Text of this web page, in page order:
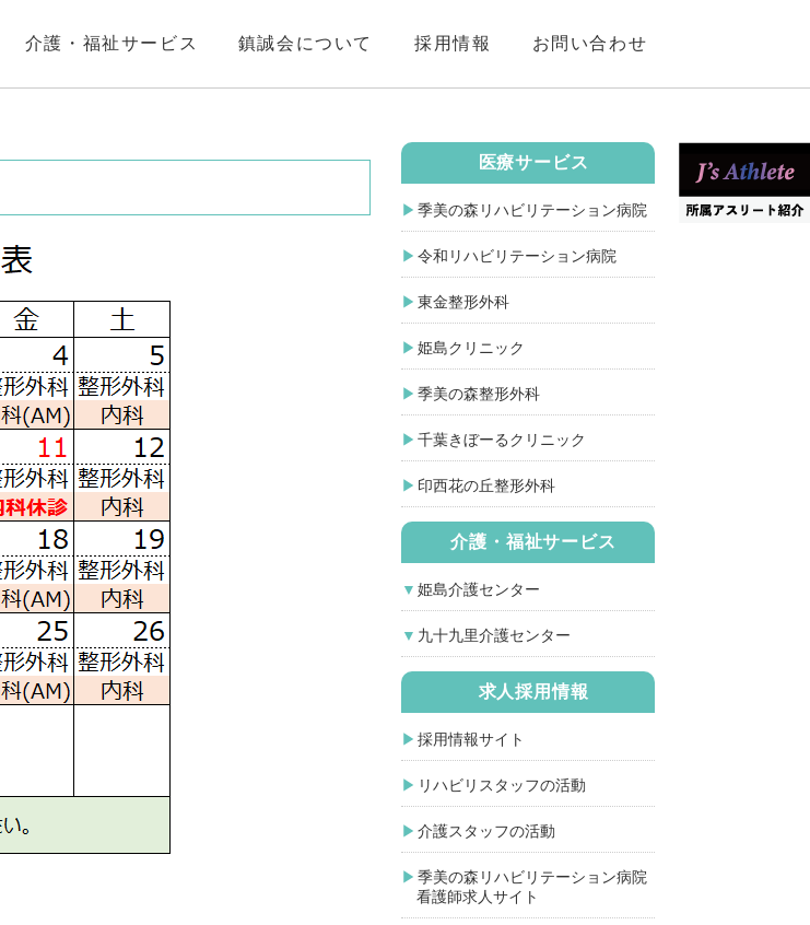
介護・福祉サービス 鎮誠会について 採用情報 お問い合わせ
医療サービス
季美の森リハビリテーション病院
令和リハビリテーション病院
東金整形外科
姫島クリニック
季美の森整形外科
千葉きぼーるクリニック
印西花の丘整形外科
介護・福祉サービス
姫島介護センター
九十九里介護センター
求人採用情報
採用情報サイト
リハビリスタッフの活動
介護スタッフの活動
季美の森リハビリテーション病院
看護師求人サイト